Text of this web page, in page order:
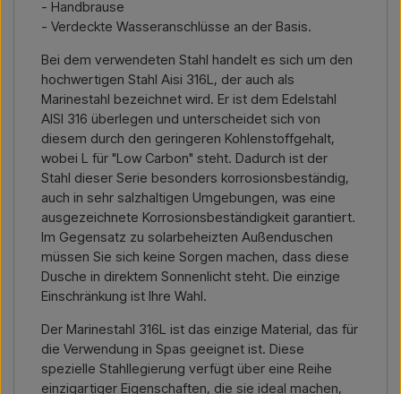
- Handbrause
- Verdeckte Wasseranschlüsse an der Basis.
Bei dem verwendeten Stahl handelt es sich um den
hochwertigen Stahl Aisi 316L, der auch als
Marinestahl bezeichnet wird. Er ist dem Edelstahl
AISI 316 überlegen und unterscheidet sich von
diesem durch den geringeren Kohlenstoffgehalt,
wobei L für "Low Carbon" steht. Dadurch ist der
Stahl dieser Serie besonders korrosionsbeständig,
auch in sehr salzhaltigen Umgebungen, was eine
ausgezeichnete Korrosionsbeständigkeit garantiert.
Im Gegensatz zu solarbeheizten Außenduschen
müssen Sie sich keine Sorgen machen, dass diese
Dusche in direktem Sonnenlicht steht. Die einzige
Einschränkung ist Ihre Wahl.
Der Marinestahl 316L ist das einzige Material, das für
die Verwendung in Spas geeignet ist. Diese
spezielle Stahllegierung verfügt über eine Reihe
einzigartiger Eigenschaften, die sie ideal machen,